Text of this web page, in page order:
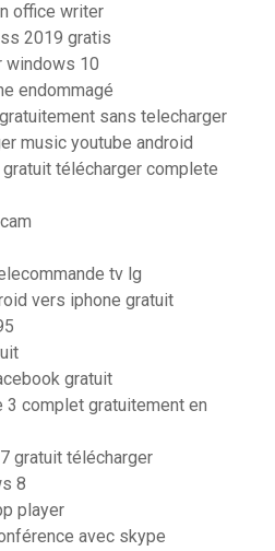
office writer
2019 gratis
windows 10
endommagé
sans telecharger
music youtube android
télécharger complete
tv lg
vers iphone gratuit
gratuit
3 complet gratuitement en
gratuit télécharger
8
player
avec skype